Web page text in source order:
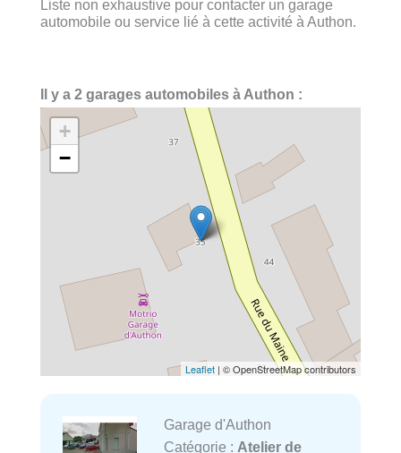
Liste non exhaustive pour contacter un garage
automobile ou service lié à cette activité à Authon.
Il y a 2 garages automobiles à Authon :
+
−
Leaflet | © OpenStreetMap contributors
Garage d'Authon
Catégorie : Atelier de